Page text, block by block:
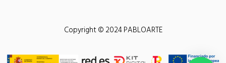
Copyright © 2024 PABLOARTE